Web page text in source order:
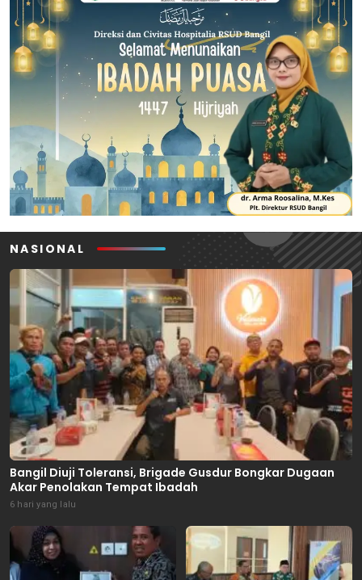
NASIONAL
Bangil Diuji Toleransi, Brigade Gusdur Bongkar Dugaan
Akar Penolakan Tempat Ibadah
6 hari yang lalu